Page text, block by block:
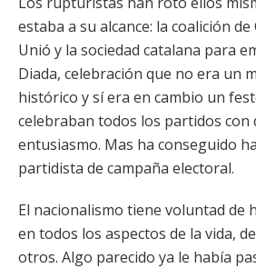
estaba a su alcance: la coalición
Unió y la sociedad catalana para
Diada, celebración que no era un
histórico y sí era en cambio un
celebraban todos los partidos con
entusiasmo. Mas ha conseguido
partidista de campaña electoral.
El nacionalismo tiene voluntad de
en todos los aspectos de la vida,
otros. Algo parecido ya le había